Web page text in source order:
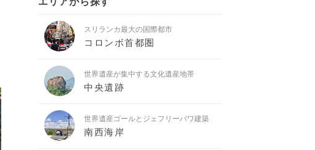
スリランカ最大の国際都市
コロンボ首都圏
世界遺産が集中する文化遺産地帯
中央遺跡
世界遺産ゴールとジェフリーバワ建築
南西海岸